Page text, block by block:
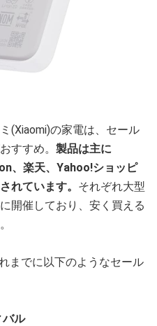
(Xiaomi)の家電は、セール
すすめ。 製品は主に
、楽天、Yahoo!ショッピ
れています。 それぞれ大型
開催しており、安く買える
までに以下のようなセール
バル